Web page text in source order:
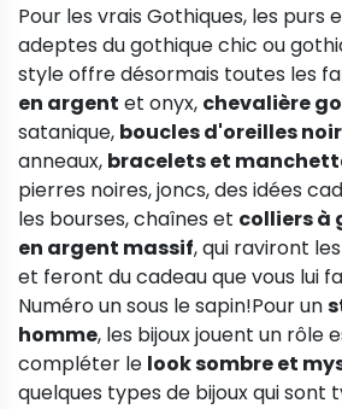
Pour les vrais Gothiques, les purs
adeptes du gothique chic ou
style offre désormais toutes les
en argent et onyx, chevalière
satanique, boucles d'oreilles
anneaux, bracelets et
pierres noires, joncs, des idées
les bourses, chaînes et colliers à
en argent massif, qui raviront
et feront du cadeau que vous lui
Numéro un sous le sapin!Pour un
homme, les bijoux jouent un rôle
compléter le look sombre et
quelques types de bijoux qui sont